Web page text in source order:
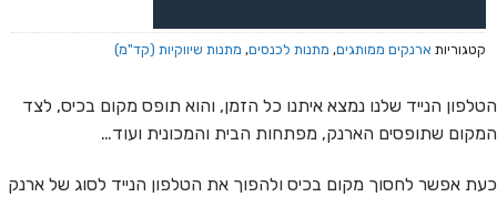
קטגוריות ארנקים ממותגים, מתנות לכנסים, מתנות שיווקיות (קד"מ)
הטלפון הנייד שלנו נמצא איתנו כל הזמן, והוא תופס מקום בכיס, לצד
המקום שתופסים הארנק, מפתחות הבית והמכונית ועוד…
כעת אפשר לחסוך מקום בכיס ולהפוך את הטלפון הנייד לסוג של ארנק